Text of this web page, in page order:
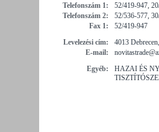
Telefonszám 1:
52/419-947,
Telefonszám 2:
52/536-577,
Fax 1:
52/419-947
Levelezési cím:
4013
E-mail:
Egyéb:
HAZAI ÉS